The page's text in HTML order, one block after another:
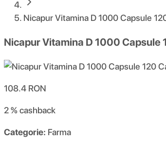
Nicapur Vitamina D 1000 Capsule
Nicapur Vitamina D 1000 Capsule
108.4 RON
2 %cashback
Categorie: Farma